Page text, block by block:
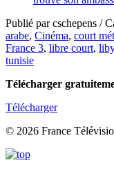
Publié par cschepens /
arabe, Cinéma, court
France 3, libre court,
tunisie
Télécharger
Télécharger
© 2026 France